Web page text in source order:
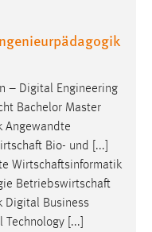
– Digital Engineering
Bachelor Master
Angewandte
Bio- und [...]
Wirtschaftsinformatik
Betriebswirtschaft
Digital Business
[...]